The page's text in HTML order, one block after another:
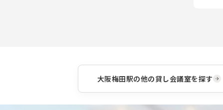
大阪梅田駅の他の貸し会議室を探す